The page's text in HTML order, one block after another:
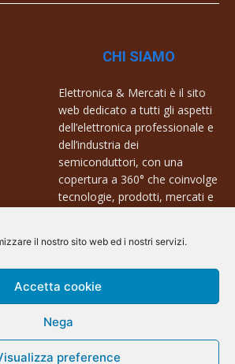
il nostro sito web ed i nostri servizi.
Accetta cookie
Nega
preference
CHI SIAMO
Elettronica & Mercati è il sito
web dedicato a tutti gli aspetti
dell’elettronica professionale e
dell’industria dei
semiconduttori, con una
copertura a 360° che coinvolge
tecnologie, prodotti, mercati e
Contatti:
info@arscommunication.it